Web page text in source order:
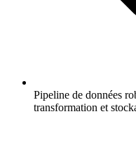
Pipeline de données
transformation et